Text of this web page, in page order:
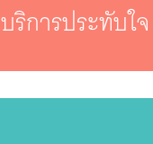
บริการประทับใจ